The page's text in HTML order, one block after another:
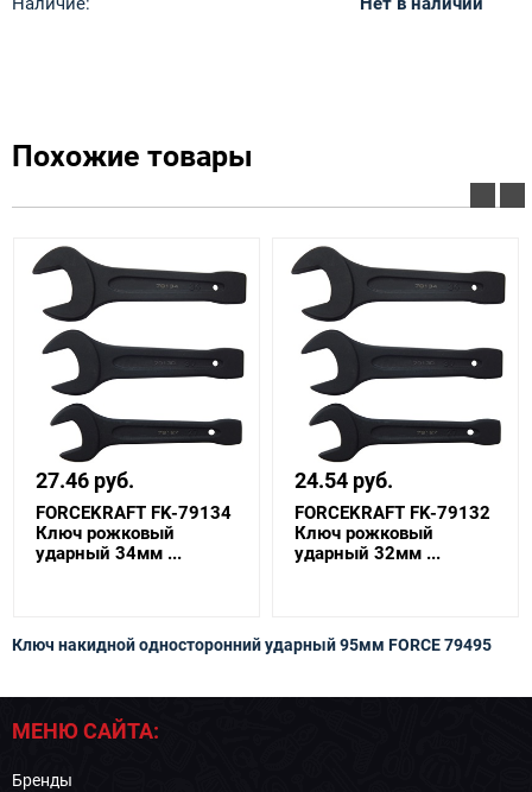
Похожие товары
27.46 руб.
FORCEKRAFT FK-79134
Ключ рожковый
ударный 34мм ...
24.54 руб.
FORCEKRAFT FK-79132
Ключ рожковый
ударный 32мм ...
Ключ накидной односторонний ударный 95мм FORCE 79495
МЕНЮ САЙТА:
Бренды